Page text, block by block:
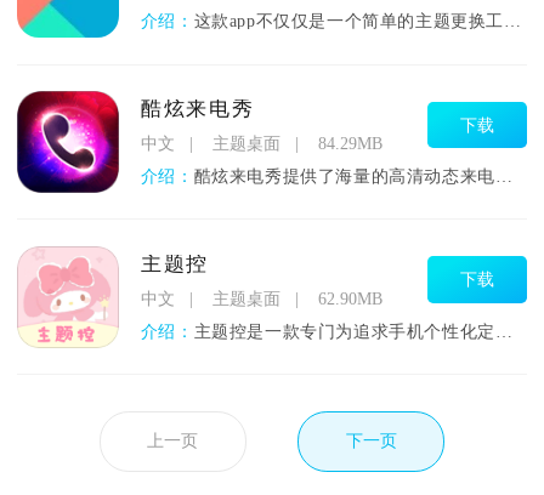
介绍： 这款app不仅仅是一个简单的主题更换工具，它将手机美化的概念
酷炫来电秀
中文 主题桌面
84.29MB
介绍： 酷炫来电秀提供了海量的高清动态来电背景，包括但不限于流行文化
下载
主题控
中文 主题桌面
62.90MB
介绍： 主题控是一款专门为追求手机个性化定制的用户打造的软件，它兼容
下载
上一页 下一页